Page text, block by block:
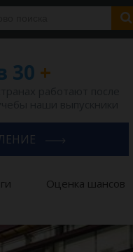
30 +
Оценка шансов